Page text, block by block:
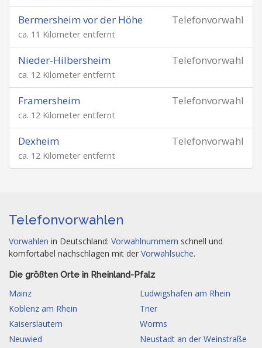
Telefonvorwahl
Bermersheim vor der Höhe
ca. 11 Kilometer entfernt
Telefonvorwahl
Nieder-Hilbersheim
ca. 12 Kilometer entfernt
Telefonvorwahl
Framersheim
ca. 12 Kilometer entfernt
Telefonvorwahl
Dexheim
ca. 12 Kilometer entfernt
Telefonvorwahlen
Vorwahlen in Deutschland: Vorwahlnummern schnell und
komfortabel nachschlagen mit der Vorwahlsuche.
Die größten Orte in Rheinland-Pfalz
Mainz
Ludwigshafen am Rhein
Koblenz am Rhein
Trier
Kaiserslautern
Worms
Neuwied
Neustadt an der Weinstraße